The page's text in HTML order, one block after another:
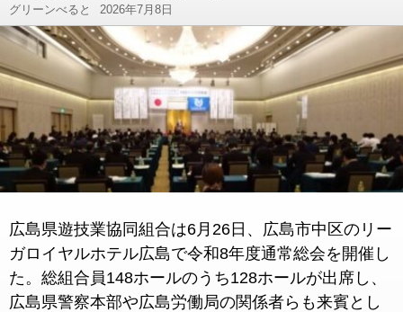
グリーンべると 2026年7月8日
広島県遊技業協同組合は6月26日、広島市中区のリー
ガロイヤルホテル広島で令和8年度通常総会を開催し
た。総組合員148ホールのうち128ホールが出席し、
広島県警察本部や広島労働局の関係者らも来賓とし